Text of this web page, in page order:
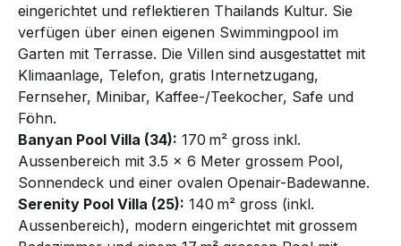
eingerichtet und reflektieren Thailands Kultur. Sie
verfügen über einen eigenen Swimmingpool im
Garten mit Terrasse. Die Villen sind ausgestattet mit
Klimaanlage, Telefon, gratis Inter­net­zugang,
Fernseher, Mini­bar, Kaffee-/Tee­kocher, Safe und
Föhn.
Banyan Pool Villa (34): 170 m² gross inkl.
Aussenbereich mit 3.5 x 6 Meter grossem Pool,
Sonnendeck und einer ovalen Openair-Badewanne.
Serenity Pool Villa (25): 140 m² gross (inkl.
Aussenbereich), modern eingerichtet mit grossem